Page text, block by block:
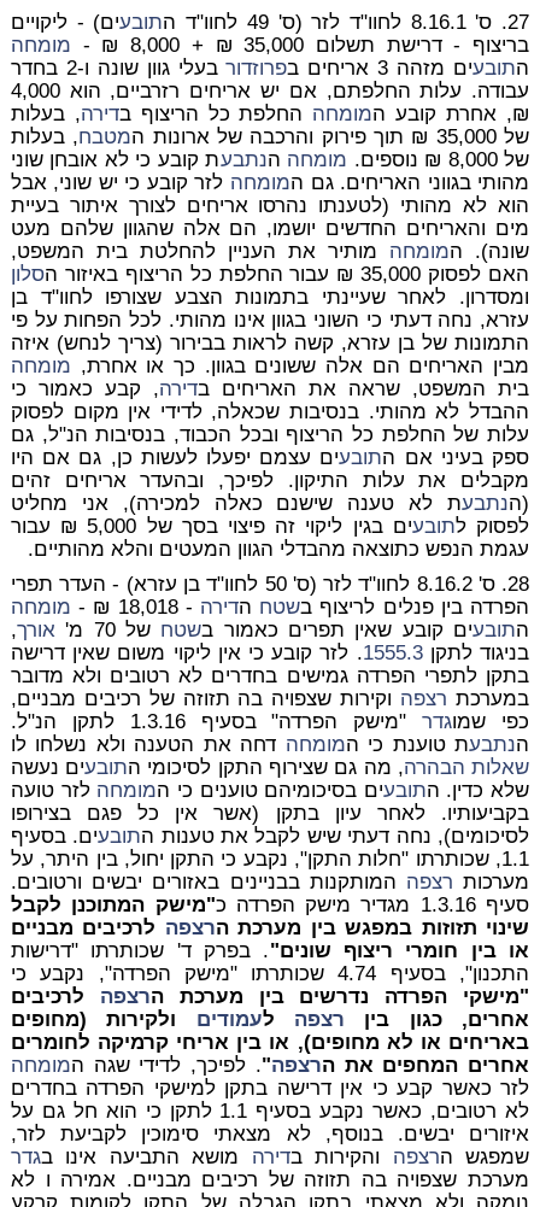
27.
ס' 8.16.1 לחוו"ד לזר (ס' 49 לחוו"ד ה תובעים) - ליקויים
בריצוף - דרישת תשלום 35,000 ₪ + 8,000 ₪
- מומחה
התובעים מזהה 3 אריחים ב פרוזדור
בעלי גוון שונה ו-2 בחדר
עבודה. עלות החלפתם, אם יש אריחים רזרביים, הוא 4,000
₪, אחרת קובע המומחה החלפת כל הריצוף בדירה, בעלות
של 35,000 ₪ תוך פירוק והרכבה של ארונות ה
מטבח, בעלות
של 8,000 ₪ נוספים.
מומחה הנתבעת קובע כי לא אובחן שוני
מהותי בגווני האריחים. גם המומחה לזר קובע כי יש שוני, אבל
הוא לא מהותי (לטענתו נהרסו אריחים לצורך איתור בעיית
מים והאריחים החדשים יושמו, הם אלה שהגוון שלהם מעט
שונה). המומחה מותיר את העניין להחלטת בית המשפט,
האם לפסוק 35,000 ₪ עבור החלפת כל הריצוף באיזור ה
סלון
ומסדרון. לאחר שעיינתי בתמונות הצבע שצורפו לחוו"ד בן
עזרא, נחה דעתי כי השוני בגוון אינו מהותי. לכל הפחות על פי
התמונות של בן עזרא, קשה לראות בבירור (צריך לנחש) איזה
מבין האריחים הם אלה ששונים בגוון. כך או אחרת, מומחה
בית המשפט, שראה את האריחים בדירה, קבע כאמור כי
ההבדל לא מהותי. בנסיבות שכאלה, לדידי אין מקום לפסוק
עלות של החלפת כל הריצוף ובכל הכבוד, בנסיבות הנ"ל, גם
ספק בעיני אם התובעים עצמם יפעלו לעשות כן, גם אם היו
מקבלים את עלות התיקון. לפיכך, ובהעדר אריחים זהים
(הנתבעת לא טענה שישנם כאלה למכירה), אני מחליט
לפסוק לתובעים בגין ליקוי זה פיצוי בסך של 5,000 ₪
עבור
עגמת הנפש כתוצאה מהבדלי הגוון המעטים והלא מהותיים.
28.
ס' 8.16.2 לחוו"ד לזר (ס' 50 לחוו"ד בן עזרא) - העדר תפרי
הפרדה בין פנלים לריצוף בשטח הדירה - 18,018 ₪
- מומחה
התובעים קובע שאין תפרים כאמור בשטח של 70 מ' אורך,
בניגוד לתקן1555.3. לזר קובע כי אין ליקוי משום שאין דרישה
בתקן לתפרי הפרדה גמישים בחדרים לא רטובים ולא מדובר
במערכת רצפה וקירות שצפויה בה תזוזה של רכיבים מבניים,
כפי שמוגדר
"מישק הפרדה" בסעיף 1.3.16 לתקן הנ"ל.
הנתבעת טוענת כי המומחה דחה את הטענה ולא נשלחו לו
שאלות הבהרה, מה גם שצירוף התקן לסיכומי התובעים נעשה
שלא כדין. התובעים בסיכומיהם טוענים כי המומחה לזר טועה
בקביעותיו. לאחר עיון בתקן (אשר אין כל פגם בצירופו
לסיכומים), נחה דעתי שיש לקבל את טענות התובעים. בסעיף
1.1, שכותרתו "חלות התקן", נקבע כי התקן יחול, בין היתר, על
מערכות רצפה המותקנות בבניינים באזורים יבשים ורטובים.
סעיף 1.3.16 מגדיר מישק הפרדה כ
"מישק המתוכנן לקבל
שינוי תזוזות במפגש בין מערכת הרצפה לרכיבים מבניים
או בין חומרי ריצוף שונים". בפרק ד' שכותרתו "דרישות
התכנון", בסעיף 4.74 שכותרתו "מישק הפרדה", נקבע כי
"מישקי הפרדה נדרשים בין מערכת הרצפה לרכיבים
אחרים, כגון בין רצפה לעמודים ולקירות (מחופים
באריחים או לא מחופים), או בין אריחי קרמיקה לחומרים
אחרים המחפים את הרצפה". לפיכך, לדידי שגה המומחה
לזר כאשר קבע כי אין דרישה בתקן למישקי הפרדה בחדרים
לא רטובים, כאשר נקבע בסעיף 1.1 לתקן כי הוא חל גם על
איזורים יבשים. בנוסף, לא מצאתי סימוכין לקביעת לזר,
שמפגש הרצפה והקירות בדירה מושא התביעה אינו בגדר
מערכת שצפויה בה תזוזה של רכיבים מבניים. אמירה ו לא
נומקה ולא מצאתי בתקן הגבלה של התקן לקומות קרקע